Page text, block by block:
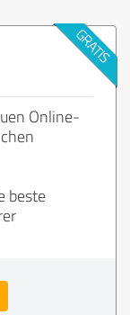
Online-
beste